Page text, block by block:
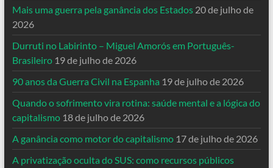
Mais uma guerra pela ganância dos Estados 20 de julho de
2026
Durruti no Labirinto – Miguel Amorós em Português-
Brasileiro 19 de julho de 2026
90 anos da Guerra Civil na Espanha 19 de julho de 2026
Quando o sofrimento vira rotina: saúde mental e a lógica do
capitalismo 18 de julho de 2026
A ganância como motor do capitalismo 17 de julho de 2026
A privatização oculta do SUS: como recursos públicos